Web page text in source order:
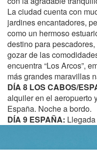
La ciudad cuenta con
jardines encantadores,
como un hermoso
destino para
gozar de las
encuentra “Los Arcos”,
más grandes maravillas
DÍA 8 LOS CABOS/
alquiler en el aeropuerto
España. Noche a bordo.
DÍA 9 ESPAÑA: